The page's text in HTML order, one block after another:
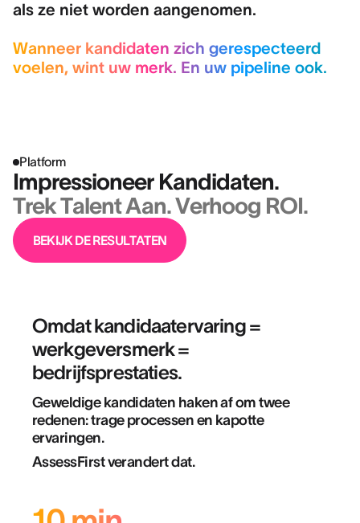
als ze niet worden aangenomen.
Wanneer kandidaten zich gerespecteerd
voelen, wint uw merk. En uw pipeline ook.
Platform
Impressioneer Kandidaten.
Trek Talent Aan. Verhoog ROI.
BEKIJK DE RESULTATEN
Omdat kandidaatervaring =
werkgeversmerk =
bedrijfsprestaties.
Geweldige kandidaten haken af om twee
redenen: trage processen en kapotte
ervaringen.
AssessFirst verandert dat.